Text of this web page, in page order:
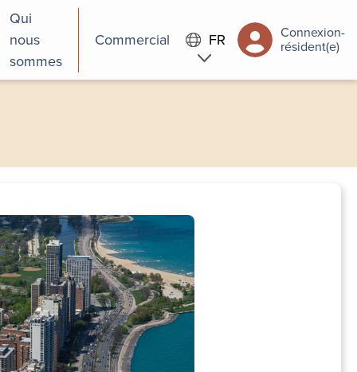
Qui
nous
sommes
Commercial FR Connexion-
résident(e)